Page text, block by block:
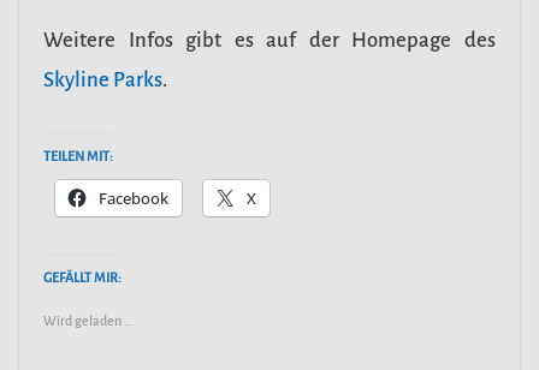
Weitere Infos gibt es auf der Homepage des
Skyline Parks.
TEILEN MIT:
Facebook X
GEFÄLLT MIR:
Wird geladen …